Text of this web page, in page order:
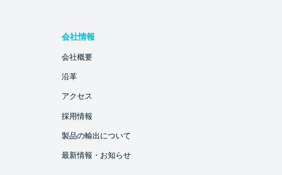
会社情報
会社概要
沿革
アクセス
採用情報
製品の輸出について
最新情報・お知らせ